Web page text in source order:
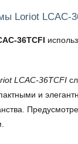
Loriot LCAC-
36TCFI
LCAC-36TCFI
и